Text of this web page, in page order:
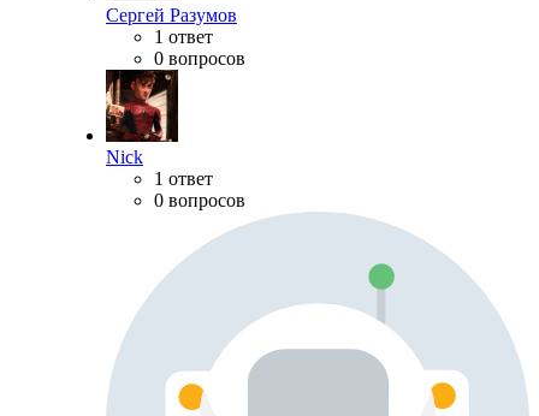
Сергей Разумов
1 ответ
0 вопросов
Nick
1 ответ
0 вопросов